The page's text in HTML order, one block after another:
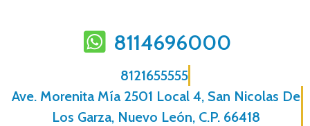
8114696000
8121655555
Ave. Morenita Mí­a 2501 Local 4, San Nicolas De
Los Garza, Nuevo León, C.P. 66418